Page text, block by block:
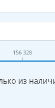
156 328
из